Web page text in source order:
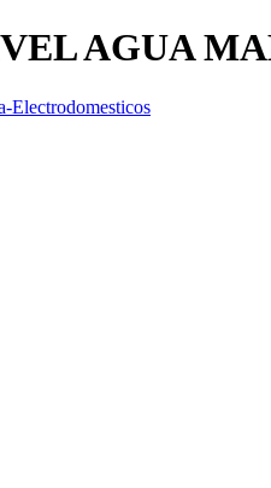
AGUA
Electrodomesticos